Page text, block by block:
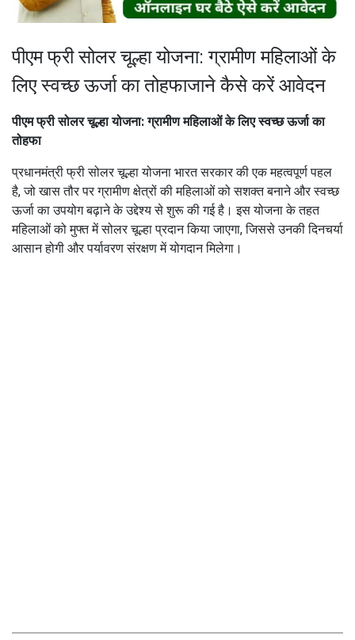
पीएम फ्री सोलर चूल्हा योजना: ग्रामीण महिलाओं के
लिए स्वच्छ ऊर्जा का तोहफाजाने कैसे करें आवेदन
पीएम फ्री सोलर चूल्हा योजना: ग्रामीण महिलाओं के लिए स्वच्छ ऊर्जा का तोहफा
खास तौर पर ग्रामीण क्षेत्रों की महिलाओं को सशक्त बनाने और स्वच्छ ऊर्जा का
उपयोग बढ़ाने के उद्देश्य से शुरू की गई है। इस योजना के तहत महिलाओं को मुफ्त में
सोलर चूल्हा प्रदान किया जाएगा, जिससे उनकी दिनचर्या आसान होगी और पर्यावरण
संरक्षण में योगदान मिलेगा।